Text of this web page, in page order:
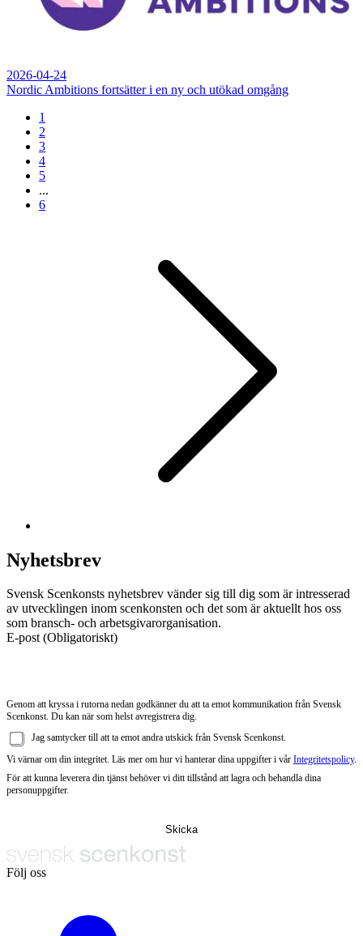
2026-04-24
Nordic Ambitions fortsätter i en ny och utökad omgång
1
2
3
4
5
...
6
Nyhetsbrev
Svensk Scenkonsts nyhetsbrev vänder sig till dig som är intresserad
av utvecklingen inom scenkonsten och det som är aktuellt hos oss
som bransch- och arbetsgivarorganisation.
E-post (Obligatoriskt)
Genom att kryssa i rutorna nedan godkänner du att ta emot kommunikation från Svensk
Scenkonst. Du kan när som helst avregistrera dig.
Jag samtycker till att ta emot andra utskick från Svensk Scenkonst.
Vi värnar om din integritet. Läs mer om hur vi hanterar dina uppgifter i vår Integritetspolicy.
För att kunna leverera din tjänst behöver vi ditt tillstånd att lagra och behandla dina
personuppgifter.
Följ oss